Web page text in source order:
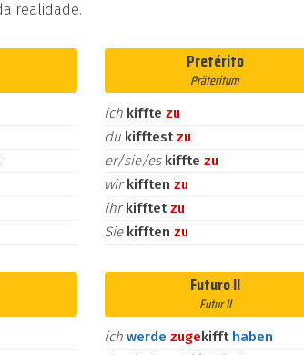
realidade.
Pretérito
Präteritum
ich kiffte zu
du kifftestzu
er/sie/es kiffte zu
wirkifften zu
ihrkifftetzu
Sie kifften zu
Futuro II
Futur II
ich werde zugekifft haben